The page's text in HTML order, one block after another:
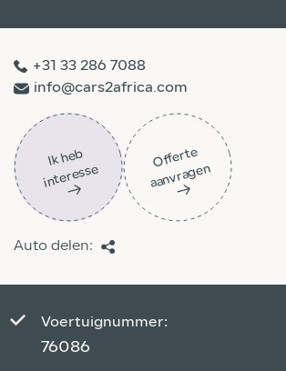
+31 33 286 7088
info@cars2africa.com
Ik
h
e
b
i
nt
er
ess
e
Off
ert
e
aa
n
vra
g
e
n
Auto delen:
Voertuignummer:
76086